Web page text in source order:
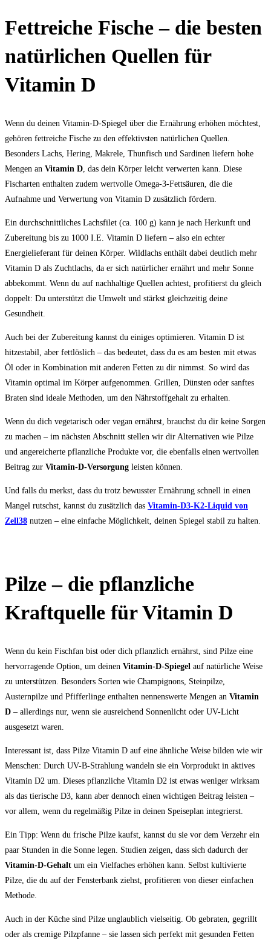
Fettreiche Fische – die besten
natürlichen Quellen für
Vitamin D
Wenn du deinen Vitamin-D-Spiegel über die Ernährung erhöhen möchtest,
gehören fettreiche Fische zu den effektivsten natürlichen Quellen.
Besonders Lachs, Hering, Makrele, Thunfisch und Sardinen liefern hohe
Mengen an Vitamin D, das dein Körper leicht verwerten kann. Diese
Fischarten enthalten zudem wertvolle Omega-3-Fettsäuren, die die
Aufnahme und Verwertung von Vitamin D zusätzlich fördern.
Ein durchschnittliches Lachsfilet (ca. 100 g) kann je nach Herkunft und
Zubereitung bis zu 1000 I.E. Vitamin D liefern – also ein echter
Energielieferant für deinen Körper. Wildlachs enthält dabei deutlich mehr
Vitamin D als Zuchtlachs, da er sich natürlicher ernährt und mehr Sonne
abbekommt. Wenn du auf nachhaltige Quellen achtest, profitierst du gleich
doppelt: Du unterstützt die Umwelt und stärkst gleichzeitig deine
Gesundheit.
Auch bei der Zubereitung kannst du einiges optimieren. Vitamin D ist
hitzestabil, aber fettlöslich – das bedeutet, dass du es am besten mit etwas
Öl oder in Kombination mit anderen Fetten zu dir nimmst. So wird das
Vitamin optimal im Körper aufgenommen. Grillen, Dünsten oder sanftes
Braten sind ideale Methoden, um den Nährstoffgehalt zu erhalten.
Wenn du dich vegetarisch oder vegan ernährst, brauchst du dir keine Sorgen
zu machen – im nächsten Abschnitt stellen wir dir Alternativen wie Pilze
und angereicherte pflanzliche Produkte vor, die ebenfalls einen wertvollen
Beitrag zur Vitamin-D-Versorgung leisten können.
Und falls du merkst, dass du trotz bewusster Ernährung schnell in einen
Mangel rutschst, kannst du zusätzlich das Vitamin-D3-K2-Liquid von
Zell38 nutzen – eine einfache Möglichkeit, deinen Spiegel stabil zu halten.
Pilze – die pflanzliche
Kraftquelle für Vitamin D
Wenn du kein Fischfan bist oder dich pflanzlich ernährst, sind Pilze eine
hervorragende Option, um deinen Vitamin-D-Spiegel auf natürliche Weise
zu unterstützen. Besonders Sorten wie Champignons, Steinpilze,
Austernpilze und Pfifferlinge enthalten nennenswerte Mengen an Vitamin
D – allerdings nur, wenn sie ausreichend Sonnenlicht oder UV-Licht
ausgesetzt waren.
Interessant ist, dass Pilze Vitamin D auf eine ähnliche Weise bilden wie wir
Menschen: Durch UV-B-Strahlung wandeln sie ein Vorprodukt in aktives
Vitamin D2 um. Dieses pflanzliche Vitamin D2 ist etwas weniger wirksam
als das tierische D3, kann aber dennoch einen wichtigen Beitrag leisten –
vor allem, wenn du regelmäßig Pilze in deinen Speiseplan integrierst.
Ein Tipp: Wenn du frische Pilze kaufst, kannst du sie vor dem Verzehr ein
paar Stunden in die Sonne legen. Studien zeigen, dass sich dadurch der
Vitamin-D-Gehalt um ein Vielfaches erhöhen kann. Selbst kultivierte
Pilze, die du auf der Fensterbank ziehst, profitieren von dieser einfachen
Methode.
Auch in der Küche sind Pilze unglaublich vielseitig. Ob gebraten, gegrillt
oder als cremige Pilzpfanne – sie lassen sich perfekt mit gesunden Fetten